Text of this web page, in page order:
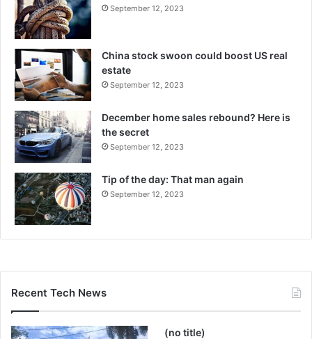
September 12, 2023
China stock swoon could boost US real
estate
September 12, 2023
December home sales rebound? Here is
the secret
September 12, 2023
Tip of the day: That man again
September 12, 2023
Recent Tech News
(no title)